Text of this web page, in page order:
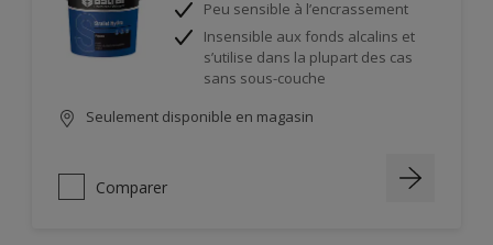
Peu sensible à l’encrassement
Insensible aux fonds alcalins et
s’utilise dans la plupart des cas
sans sous-couche
Seulement disponible en magasin
Comparer